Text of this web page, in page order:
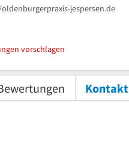
jespersen.de
vorschlagen
Kontakt